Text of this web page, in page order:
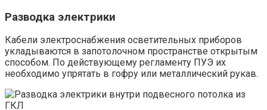
Разводка электрики
Кабели электроснабжения осветительных приборов
укладываются в запотолочном пространстве открытым
способом. По действующему регламенту ПУЭ их
необходимо упрятать в гофру или металлический рукав.